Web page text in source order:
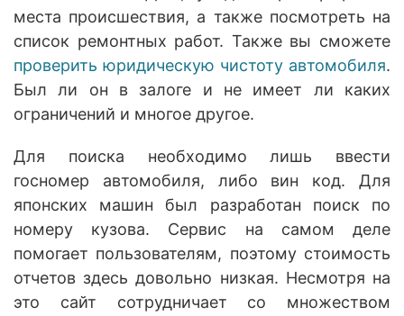
места происшествия, а также посмотреть на
список ремонтных работ. Также вы сможете
проверить юридическую чистоту автомобиля.
Был ли он в залоге и не имеет ли каких
ограничений и многое другое.
Для поиска необходимо лишь ввести
госномер автомобиля, либо вин код. Для
японских машин был разработан поиск по
номеру кузова. Сервис на самом деле
помогает пользователям, поэтому стоимость
отчетов здесь довольно низкая. Несмотря на
это сайт сотрудничает со множеством